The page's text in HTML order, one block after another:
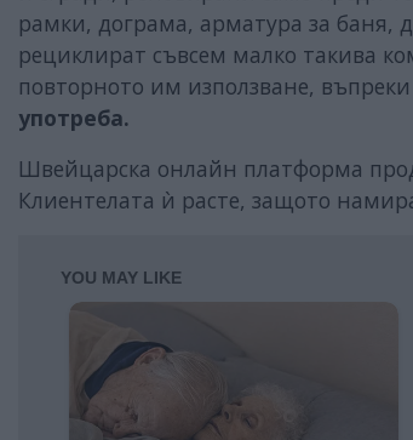
рамки, дограма, арматура за баня,
рециклират съвсем малко такива
повторното им използване,
употреба.
Швейцарска онлайн платформа
Клиентелата ѝ расте, защото